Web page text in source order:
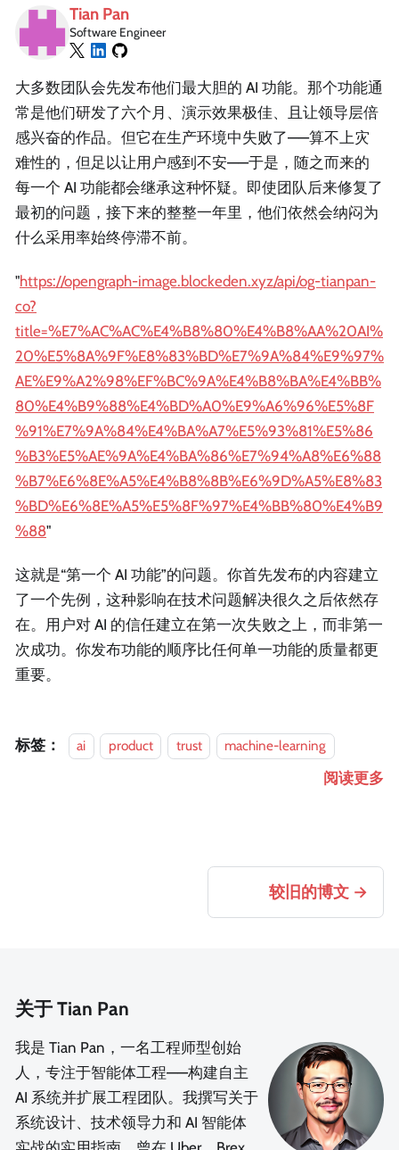
Tian Pan
Software Engineer
大多数团队会先发布他们最大胆的 AI 功能。那个功能通
常是他们研发了六个月、演示效果极佳、且让领导层倍
感兴奋的作品。但它在生产环境中失败了——算不上灾
难性的，但足以让用户感到不安——于是，随之而来的
每一个 AI 功能都会继承这种怀疑。即使团队后来修复了
最初的问题，接下来的整整一年里，他们依然会纳闷为
什么采用率始终停滞不前。
"https://opengraph-image.blockeden.xyz/api/og-tianpan-
co?
title=%E7%AC%AC%E4%B8%80%E4%B8%AA%20AI%
20%E5%8A%9F%E8%83%BD%E7%9A%84%E9%97%
AE%E9%A2%98%EF%BC%9A%E4%B8%BA%E4%BB%
80%E4%B9%88%E4%BD%A0%E9%A6%96%E5%8F
%91%E7%9A%84%E4%BA%A7%E5%93%81%E5%86
%B3%E5%AE%9A%E4%BA%86%E7%94%A8%E6%88
%B7%E6%8E%A5%E4%B8%8B%E6%9D%A5%E8%83
%BD%E6%8E%A5%E5%8F%97%E4%BB%80%E4%B9
%88"
这就是“第一个 AI 功能”的问题。你首先发布的内容建立
了一个先例，这种影响在技术问题解决很久之后依然存
在。用户对 AI 的信任建立在第一次失败之上，而非第一
次成功。你发布功能的顺序比任何单一功能的质量都更
重要。
标签： ai product trust machine-learning
阅读更多
较旧的博文
关于 Tian Pan
我是 Tian Pan，一名工程师型创始
人，专注于智能体工程——构建自主
AI 系统并扩展工程团队。我撰写关于
系统设计、技术领导力和 AI 智能体